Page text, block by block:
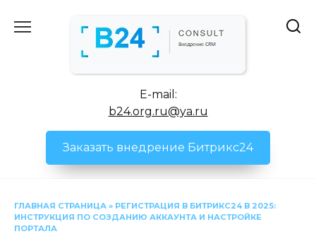
E-mail:
b24.org.ru@ya.ru
Заказать внедрение Битрикс24
ГЛАВНАЯ СТРАНИЦА » РЕГИСТРАЦИЯ В БИТРИКС24 В 2025:
ИНСТРУКЦИЯ ПО СОЗДАНИЮ АККАУНТА И НАСТРОЙКЕ
ПОРТАЛА